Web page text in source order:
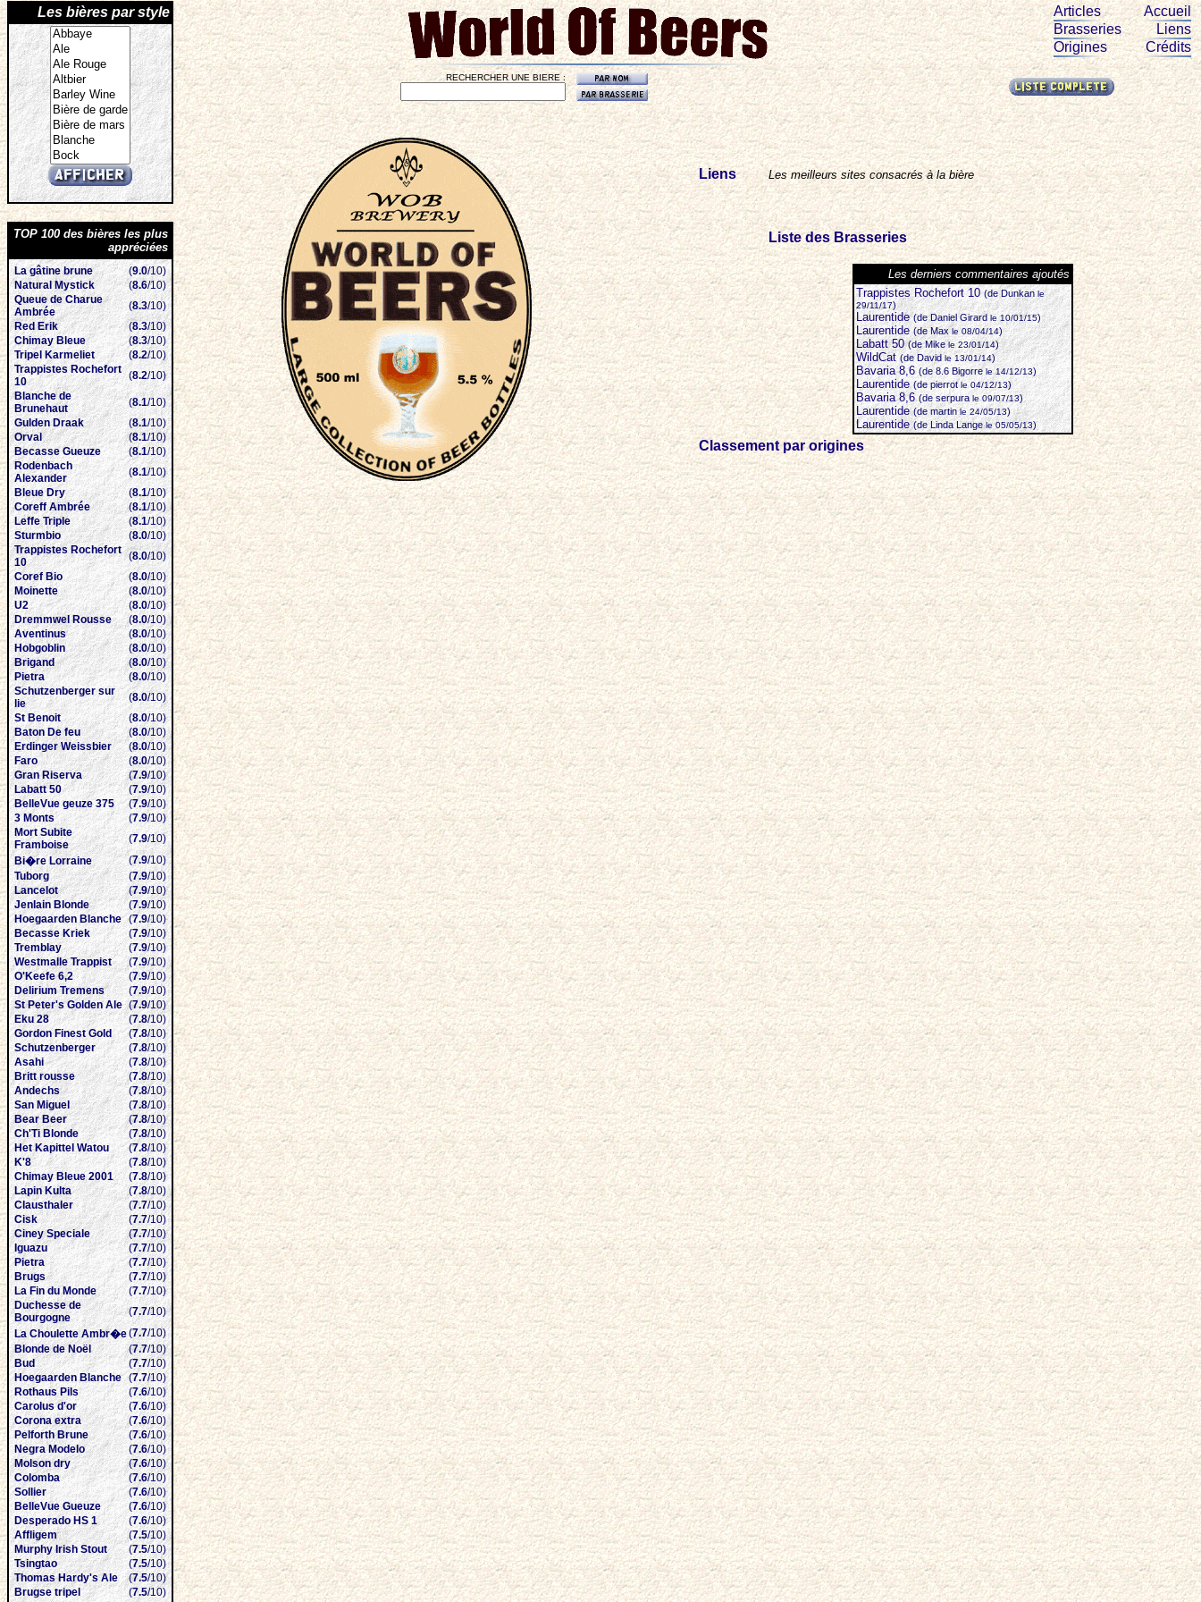
Les bières par style
TOP 100 des bières les plus
appréciées
La gâtine brune (9.0/10)
Natural Mystick
(8.6/10)
Queue de Charue
Ambrée
(8.3/10)
Red Erik
(8.3/10)
Chimay Bleue
(8.3/10)
Tripel Karmeliet
(8.2/10)
Trappistes Rochefort
10
(8.2/10)
Blanche de
Brunehaut
(8.1/10)
Gulden Draak
(8.1/10)
Orval
(8.1/10)
Becasse Gueuze
(8.1/10)
Rodenbach
Alexander
(8.1/10)
Bleue Dry
(8.1/10)
Coreff Ambrée
(8.1/10)
Leffe Triple
(8.1/10)
Sturmbio
(8.0/10)
Trappistes Rochefort
10
(8.0/10)
Coref Bio
(8.0/10)
Moinette
(8.0/10)
U2
(8.0/10)
Dremmwel Rousse
(8.0/10)
Aventinus
(8.0/10)
Hobgoblin
(8.0/10)
Brigand
(8.0/10)
Pietra
(8.0/10)
Schutzenberger sur
lie
(8.0/10)
St Benoit
(8.0/10)
Baton De feu
(8.0/10)
Erdinger Weissbier
(8.0/10)
Faro
(8.0/10)
Gran Riserva
(7.9/10)
Labatt 50
(7.9/10)
BelleVue geuze 375
(7.9/10)
3 Monts
(7.9/10)
Mort Subite
Framboise
(7.9/10)
Bi�re Lorraine
(7.9/10)
Tuborg
(7.9/10)
Lancelot
(7.9/10)
Jenlain Blonde
(7.9/10)
Hoegaarden Blanche (7.9/10)
Becasse Kriek
(7.9/10)
Tremblay
(7.9/10)
Westmalle Trappist
(7.9/10)
O'Keefe 6,2
(7.9/10)
Delirium Tremens
(7.9/10)
St Peter's Golden Ale (7.9/10)
Eku 28
(7.8/10)
Gordon Finest Gold
(7.8/10)
Schutzenberger
(7.8/10)
Asahi
(7.8/10)
Britt rousse
(7.8/10)
Andechs
(7.8/10)
San Miguel
(7.8/10)
Bear Beer
(7.8/10)
Ch'Ti Blonde
(7.8/10)
Het Kapittel Watou
(7.8/10)
K'8
(7.8/10)
Chimay Bleue 2001
(7.8/10)
Lapin Kulta
(7.8/10)
Clausthaler
(7.7/10)
Cisk
(7.7/10)
Ciney Speciale
(7.7/10)
Iguazu
(7.7/10)
Pietra
(7.7/10)
Brugs
(7.7/10)
La Fin du Monde
(7.7/10)
Duchesse de
Bourgogne
(7.7/10)
La Choulette Ambr�e(7.7/10)
Blonde de Noël
(7.7/10)
Bud
(7.7/10)
Hoegaarden Blanche (7.7/10)
Rothaus Pils
(7.6/10)
Carolus d'or
(7.6/10)
Corona extra
(7.6/10)
Pelforth Brune
(7.6/10)
Negra Modelo
(7.6/10)
Molson dry
(7.6/10)
Colomba
(7.6/10)
Sollier
(7.6/10)
BelleVue Gueuze
(7.6/10)
Desperado HS 1
(7.6/10)
Affligem
(7.5/10)
Murphy Irish Stout
(7.5/10)
Tsingtao
(7.5/10)
Thomas Hardy's Ale
(7.5/10)
Brugse tripel
(7.5/10)
Articles
Brasseries
Origines
Accueil
Liens
Crédits
RECHERCHER UNE BIERE :
Liens Les meilleurs sites consacrés à la bière
Liste des Brasseries
Les derniers commentaires ajoutés
Trappistes Rochefort 10 (de Dunkan le
29/11/17)
Laurentide (de Daniel Girard le 10/01/15)
Laurentide (de Maxle 08/04/14)
Labatt 50 (de Mikele 23/01/14)
WildCat (de David le 13/01/14)
Bavaria 8,6 (de 8.6 Bigorrele 14/12/13)
Laurentide (de pierrotle 04/12/13)
Bavaria 8,6 (de serpura le 09/07/13)
Laurentide (de martinle 24/05/13)
Laurentide (de Linda Langele 05/05/13)
Classement par origines